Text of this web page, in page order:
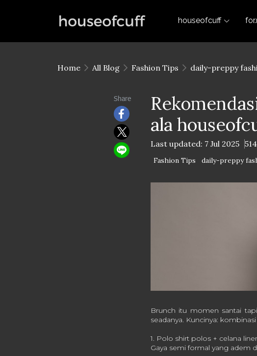
houseofcuff
Home All Blog Fashion Tips daily-preppy
Share
ala
Last updated: 7 Jul 2025
Fashion Tips daily-preppy
Brunch itu momen santai
seadanya. Kuncinya:
1. Polo shirt polos + celana
Gaya semi formal yang adem